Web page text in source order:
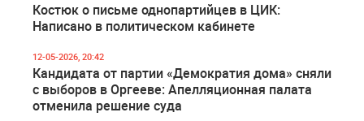
Костюк о письме однопартийцев в ЦИК:
Написано в политическом кабинете
12-05-2026, 20:42
Кандидата от партии «Демократия дома» сняли
с выборов в Оргееве: Апелляционная палата
отменила решение суда